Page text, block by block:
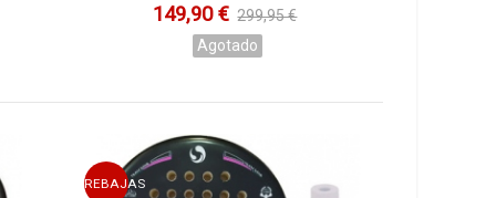
más top del campeonatoWorld Padel
torneo. Seguimos con la del número 1 mundial, Juan
2021 ha sido sin lugar a dudas la pala de Agustín
149,90 € 299,95 €
Agotado
REBAJAS